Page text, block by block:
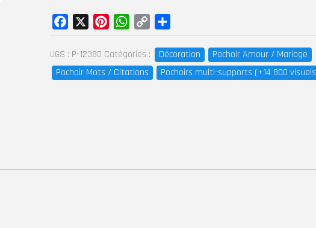
UGS : P-12380 Catégories : Décoration
Pochoir Amour / Mariage
Pochoir Mots / Citations
Pochoirs multi-supports (+14 800
Facebook PinterestWhatsApp
Copy
Link